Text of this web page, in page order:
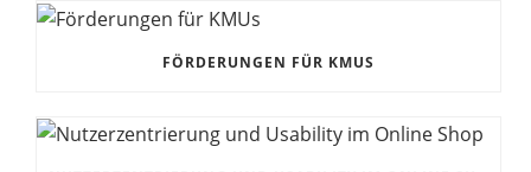
FÖRDERUNGEN FÜR KMUS